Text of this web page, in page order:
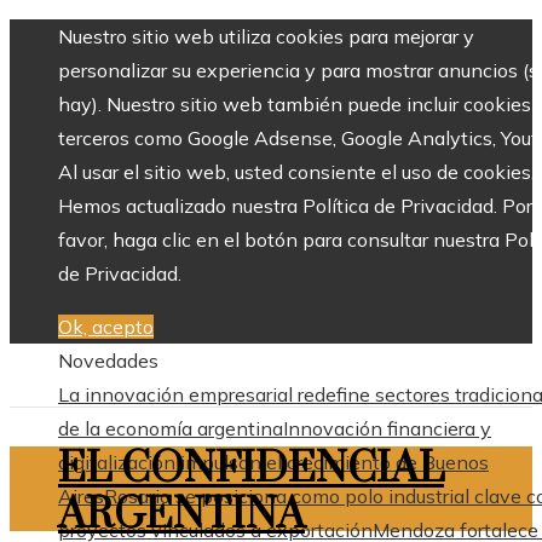
Nuestro sitio web utiliza cookies para mejorar y
personalizar su experiencia y para mostrar anuncios
hay). Nuestro sitio web también puede incluir cookies
terceros como Google Adsense, Google Analytics,
Al usar el sitio web, usted consiente el uso de cookies.
Hemos actualizado nuestra Política de Privacidad. Por
favor, haga clic en el botón para consultar nuestra
de Privacidad.
Ok, acepto
Novedades
La innovación empresarial redefine sectores
de la economía argentinaInnovación financiera y
digitalización impulsan el crecimiento de Buenos
AiresRosario se posiciona como polo industrial clave
proyectos vinculados a exportaciónMendoza fortalece
EL CONFIDENCIAL
ARGENTINA